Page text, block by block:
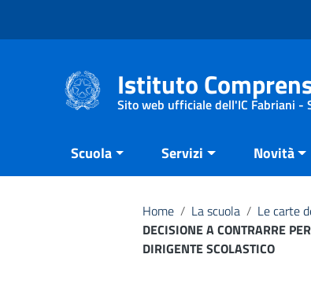
Istituto
Sito web ufficiale dell'IC Fabriani -
Scuola Servizi Novità
Home / La scuola / Le carte
DECISIONE A CONTRARRE
DIRIGENTE SCOLASTICO